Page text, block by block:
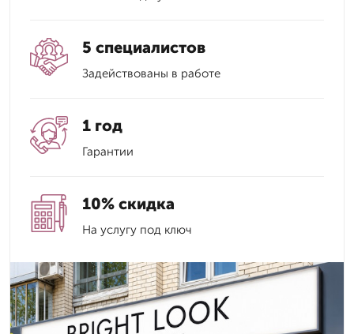
5 специалистов
Задействованы в работе
1 год
Гарантии
10% скидка
На услугу под ключ